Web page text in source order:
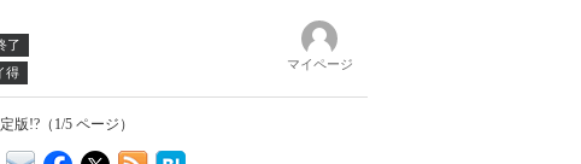
了
得 マイページ
!?（1/5 ページ）